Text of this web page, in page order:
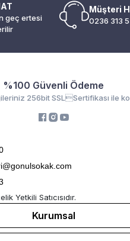
geç ertesi
Müşteri
0236 313
%100 Güvenli Ödeme
256bit SSLSertifikası ile
Yetkili Satıcısıdır.
Kurumsal